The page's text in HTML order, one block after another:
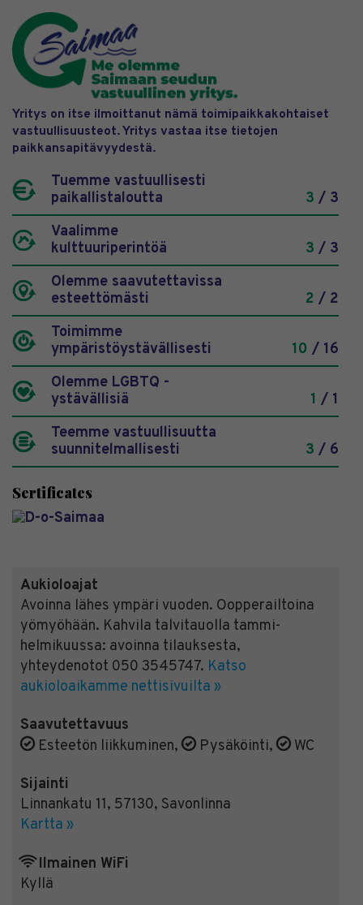
Yritys on itse ilmoittanut nämä toimipaikkakohtaiset
vastuullisuusteot. Yritys vastaa itse tietojen
paikkansapitävyydestä.
Tuemme vastuullisesti
paikallistaloutta
3 / 3
Vaalimme
kulttuuriperintöä
3 / 3
Olemme saavutettavissa
esteettömästi
2 / 2
Toimimme
ympäristöystävällisesti
10 / 16
Olemme LGBTQ -
ystävällisiä
1 / 1
Teemme vastuullisuutta
suunnitelmallisesti
3 / 6
Sertificates
Aukioloajat
Avoinna lähes ympäri vuoden. Oopperailtoina
yömyöhään. Kahvila talvitauolla tammi-
helmikuussa: avoinna tilauksesta,
yhteydenotot 050 3545747. Katso
aukioloaikamme nettisivuilta »
Saavutettavuus
Esteetön liikkuminen, Pysäköinti, WC
Sijainti
Linnankatu 11, 57130, Savonlinna
Kartta »
Ilmainen WiFi
Kyllä